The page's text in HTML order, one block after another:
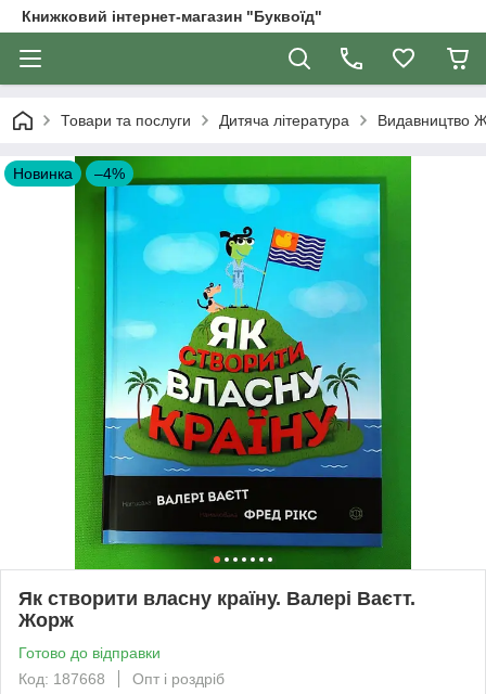
Книжковий інтернет-магазин "Буквоїд"
Товари та послуги Дитяча література Видавництво
Новинка –4%
Як створити власну країну. Валері Ваєтт.
Жорж
Готово до відправки
Код: 187668
Опт і роздріб